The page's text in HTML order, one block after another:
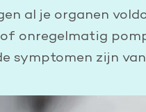
burgerhulpverlener
al je organen
onregelmatig
symptomen zijn